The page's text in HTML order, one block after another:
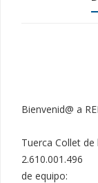
Bienvenid@ a
Tuerca Collet
2.610.001.496
de equipo: